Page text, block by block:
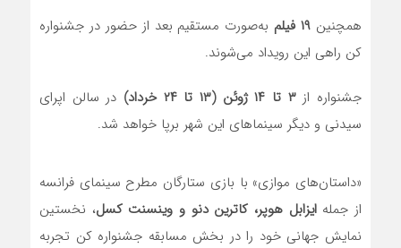
همچنین ۱۹ فیلم
به‌صورت مستقیم بعد از حضور در جشنواره
کن راهی این رویداد می‌شوند.
جشنواره از۳ تا ۱۴ ژوئن (۱۳ تا ۲۴ خرداد)
در سالن اپرای
سیدنی و دیگر سینماهای این شهر برپا خواهد شد.
«داستان‌های موازی» با بازی ستارگان مطرح سینمای فرانسه
از جملهایزابل هوپر، کاترین دنو و وینسنت کسل، نخستین
نمایش جهانی‌ خود را در بخش مسابقه جشنواره کن تجربه